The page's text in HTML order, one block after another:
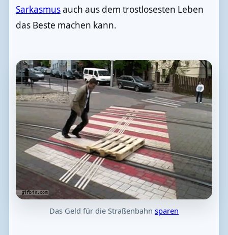
Sarkasmusauch aus dem trostlosesten Leben
das Beste machen kann.
Das Geld für die Straßenbahn sparen